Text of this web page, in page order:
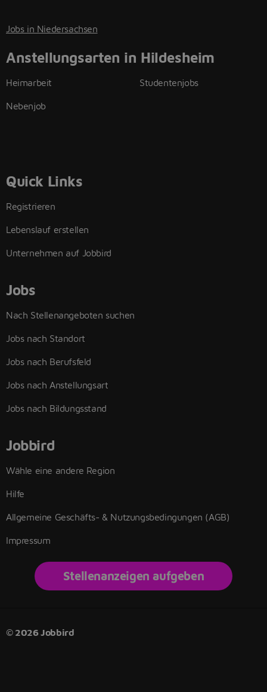
Jobs in Niedersachsen
Anstellungsarten in Hildesheim
Heimarbeit
Nebenjob
Studentenjobs
Quick Links
Registrieren
Lebenslauf erstellen
Unternehmen auf Jobbird
Jobs
Nach Stellenangeboten suchen
Jobs nach Standort
Jobs nach Berufsfeld
Jobs nach Anstellungsart
Jobs nach Bildungsstand
Jobbird
Wähle eine andere Region
Hilfe
Allgemeine Geschäfts- & Nutzungsbedingungen (AGB)
Impressum
Stellenanzeigen aufgeben
© 2026 Jobbird